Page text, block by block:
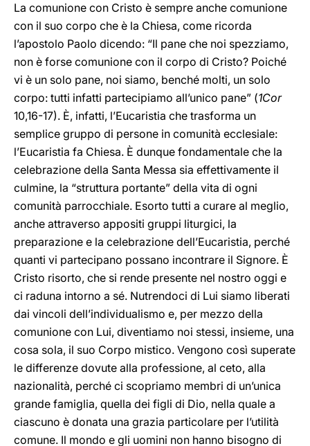
La comunione con Cristo è sempre anche comunione
con il suo corpo che è la Chiesa, come ricorda
l’apostolo Paolo dicendo: “Il pane che noi spezziamo,
non è forse comunione con il corpo di Cristo? Poiché
vi è un solo pane, noi siamo, benché molti, un solo
corpo: tutti infatti partecipiamo all’unico pane” (1Cor
10,16-17). È, infatti, l’Eucaristia che trasforma un
semplice gruppo di persone in comunità ecclesiale:
l’Eucaristia fa Chiesa. È dunque fondamentale che la
celebrazione della Santa Messa sia effettivamente il
culmine, la “struttura portante” della vita di ogni
comunità parrocchiale. Esorto tutti a curare al meglio,
anche attraverso appositi gruppi liturgici, la
preparazione e la celebrazione dell’Eucaristia, perché
quanti vi partecipano possano incontrare il Signore. È
Cristo risorto, che si rende presente nel nostro oggi e
ci raduna intorno a sé. Nutrendoci di Lui siamo liberati
dai vincoli dell’individualismo e, per mezzo della
comunione con Lui, diventiamo noi stessi, insieme, una
cosa sola, il suo Corpo mistico. Vengono così superate
le differenze dovute alla professione, al ceto, alla
nazionalità, perché ci scopriamo membri di un’unica
grande famiglia, quella dei figli di Dio, nella quale a
ciascuno è donata una grazia particolare per l’utilità
comune. Il mondo e gli uomini non hanno bisogno di